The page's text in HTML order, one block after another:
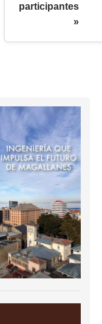
participantes
»